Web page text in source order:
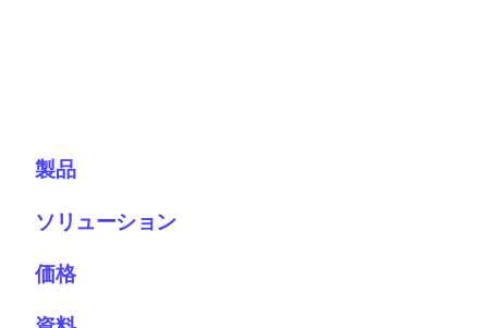
製品
ソリューション
価格